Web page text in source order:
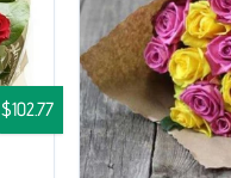
$102.77